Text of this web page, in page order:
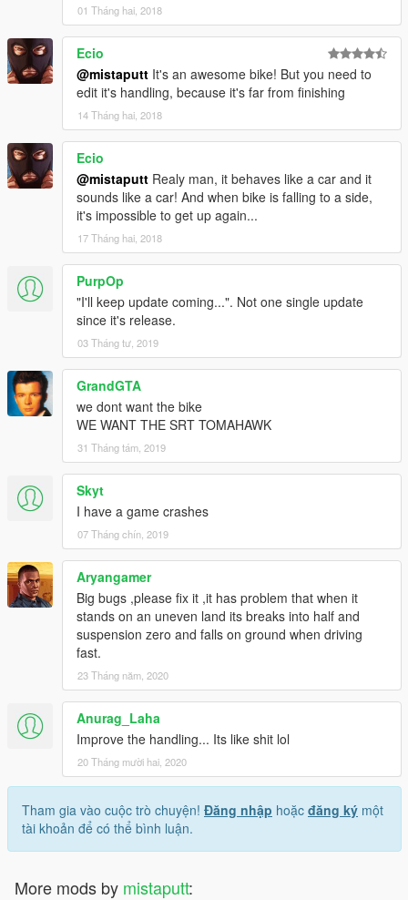
01 Tháng hai, 2018
Ecio
@mistaputt It's an awesome bike! But you need to
edit it's handling, because it's far from finishing
14 Tháng hai, 2018
Ecio
@mistaputt Realy man, it behaves like a car and it
sounds like a car! And when bike is falling to a side,
it's impossible to get up again...
17 Tháng hai, 2018
PurpOp
"I'll keep update coming...". Not one single update
since it's release.
03 Tháng tư, 2019
GrandGTA
we dont want the bike
WE WANT THE SRT TOMAHAWK
31 Tháng tám, 2019
Skyt
I have a game crashes
07 Tháng chín, 2019
Aryangamer
Big bugs ,please fix it ,it has problem that when it
stands on an uneven land its breaks into half and
suspension zero and falls on ground when driving
fast.
23 Tháng năm, 2020
Anurag_Laha
Improve the handling... Its like shit lol
20 Tháng mười hai, 2020
Tham gia vào cuộc trò chuyện! Đăng nhập hoặc đăng ký một
tài khoản để có thể bình luận.
More mods by mistaputt: